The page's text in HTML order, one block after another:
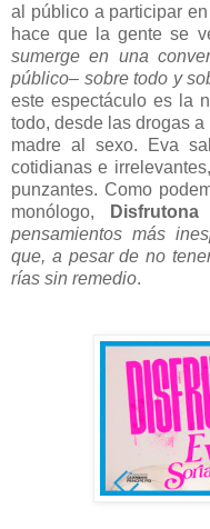
al público a participar
hace que la gente se
sumerge en una
público– sobre todo y
este espectáculo es la
todo, desde las drogas
madre al sexo. Eva
cotidianas e
punzantes. Como
monólogo,
Disfrutona
pensamientos más
que, a pesar de no
rías sin remedio.